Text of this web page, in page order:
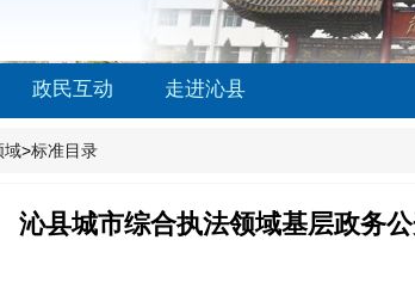
政民互动 走进沁县
域>标准目录
沁县城市综合执法领域基层政务